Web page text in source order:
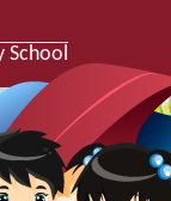
School